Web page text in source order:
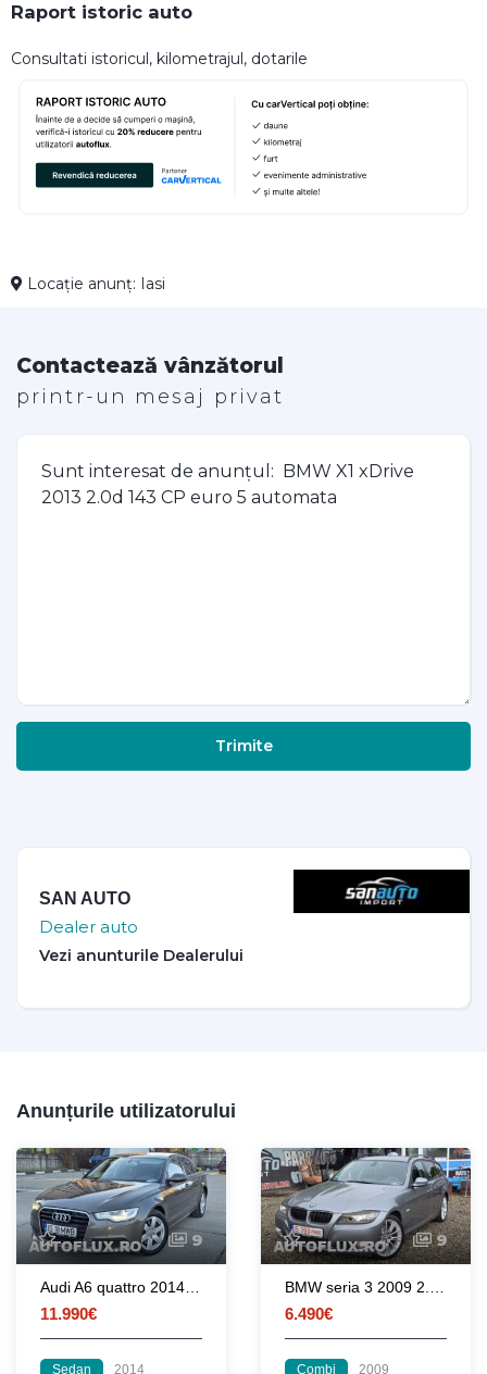
Raport istoric auto
Consultati istoricul, kilometrajul, dotarile
Locație anunț: Iasi
Contactează vânzătorul
printr-un mesaj privat
Trimite
SAN AUTO
Dealer auto
Anunțurile utilizatorului
9
11.990€
Sedan 2014
9
6.490€
Combi 2009